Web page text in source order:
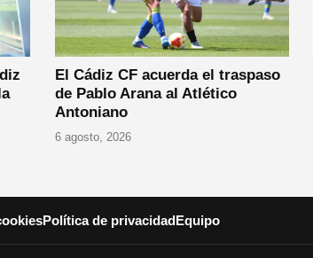
El Cádiz CF acuerda el traspaso
de Pablo Arana al Atlético
Antoniano
6 agosto, 2026
Política de privacidad Equipo